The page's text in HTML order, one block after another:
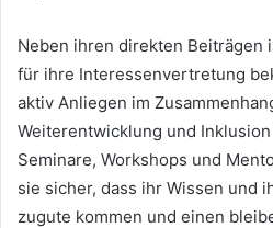
Neben ihren direkten Beiträgen
für ihre Interessenvertretung
aktiv Anliegen im
Weiterentwicklung und
Seminare, Workshops und
sie sicher, dass ihr Wissen und
zugute kommen und einen